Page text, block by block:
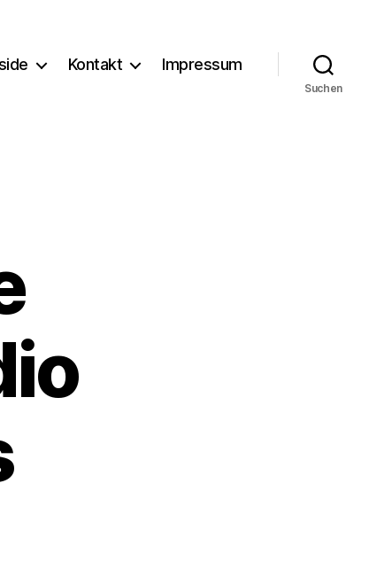
Kontakt Impressum
Suchen